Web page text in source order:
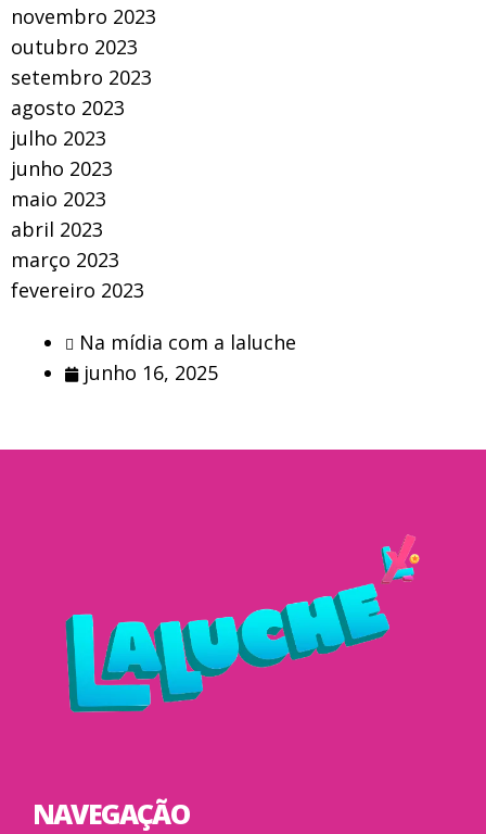
novembro 2023
outubro 2023
setembro 2023
agosto 2023
julho 2023
junho 2023
maio 2023
abril 2023
março 2023
fevereiro 2023
Na mídia com a laluche
junho 16, 2025
NAVEGAÇÃO